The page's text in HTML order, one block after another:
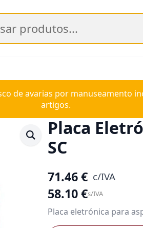
de avarias por manuseamento
artigos.
Placa
SC
71.46€ c/IVA
58.10€s/IVA
Placa eletrónica para